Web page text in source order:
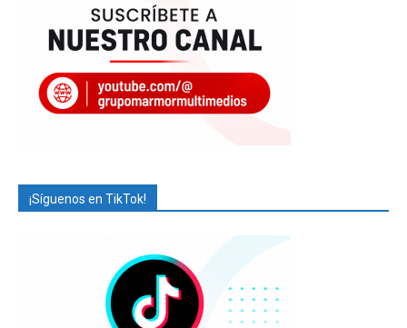
¡Síguenos en TikTok!